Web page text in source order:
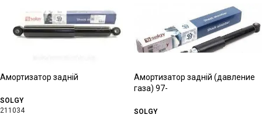
Амортизатор задній
SOLGY
211034
Амортизатор задній (давление
газа) 97-
SOLGY